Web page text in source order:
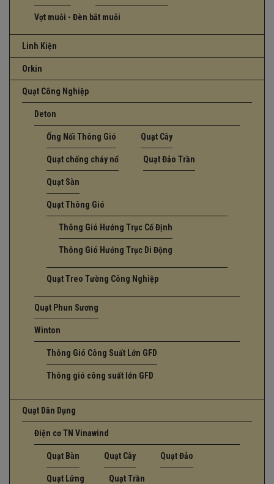
Vợt muỗi - Đèn bắt muỗi
Linh Kiện
Orkin
Quạt Công Nghiệp
Deton
Ống Nối Thông Gió Quạt Cây
Quạt chống cháy nổ Quạt Đảo Trần
Quạt Sàn
Quạt Thông Gió
Thông Gió Hướng Trục Cố Định
Thông Gió Hướng Trục Di Động
Quạt Treo Tường Công Nghiệp
Quạt Phun Sương
Winton
Thông Gió Công Suất Lớn GFD
Thông gió công suất lớn GFD
Quạt Dân Dụng
Điện cơ TN Vinawind
Quạt Bàn Quạt Cây Quạt Đảo
Quạt Lửng Quạt Trần